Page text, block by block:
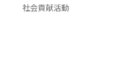
社会貢献活動